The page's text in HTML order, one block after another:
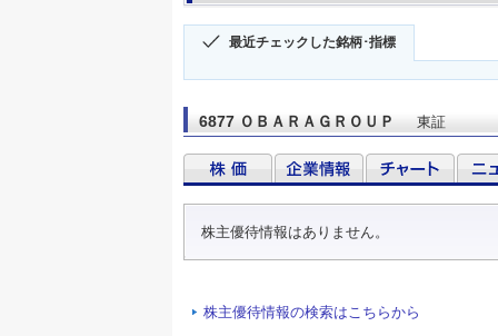
最近チェックした銘柄･指標
6877 ＯＢＡＲＡＧＲＯＵＰ 東証
株主優待情報はありません。
株主優待情報の検索はこちらから